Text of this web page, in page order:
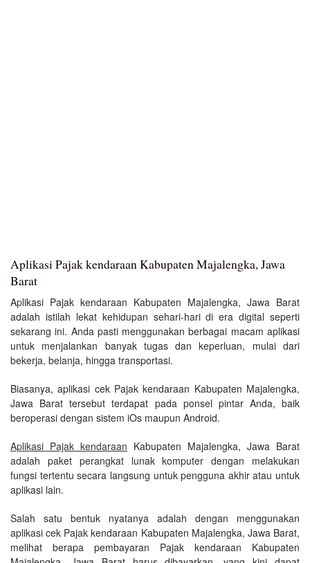
Aplikasi Pajak kendaraan Kabupaten Majalengka, Jawa
Barat
Aplikasi Pajak kendaraan Kabupaten Majalengka, Jawa Barat
adalah istilah lekat kehidupan sehari-hari di era digital seperti
sekarang ini. Anda pasti menggunakan berbagai macam aplikasi
untuk menjalankan banyak tugas dan keperluan, mulai dari
bekerja, belanja, hingga transportasi.
Biasanya, aplikasi cek Pajak kendaraan Kabupaten Majalengka,
Jawa Barat tersebut terdapat pada ponsel pintar Anda, baik
beroperasi dengan sistem iOs maupun Android.
Aplikasi Pajak kendaraan Kabupaten Majalengka, Jawa Barat
adalah paket perangkat lunak komputer dengan melakukan
fungsi tertentu secara langsung untuk pengguna akhir atau untuk
aplikasi lain.
Salah satu bentuk nyatanya adalah dengan menggunakan
aplikasi cek Pajak kendaraan Kabupaten Majalengka, Jawa Barat,
melihat berapa pembayaran Pajak kendaraan Kabupaten